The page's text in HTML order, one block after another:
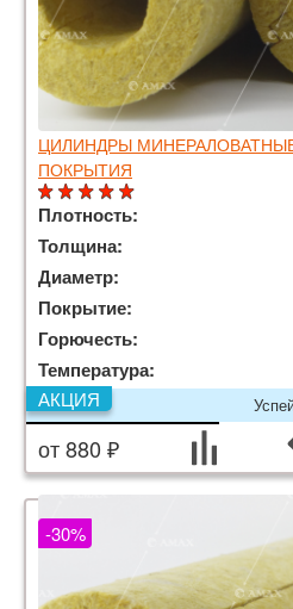
ЦИЛИНДРЫ МИНЕРАЛОВАТНЫЕ
ПОКРЫТИЯ
Плотность:
Толщина:
Диаметр:
Покрытие:
Горючесть:
Температура:
АКЦИЯ
от 880 ₽
-30%